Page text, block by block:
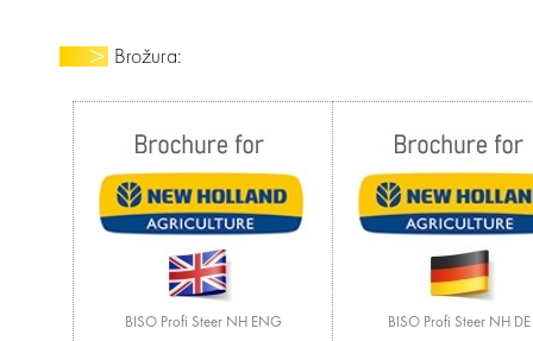
Brožura:
BISO Profi Steer NH ENG BISO Profi Steer NH DE